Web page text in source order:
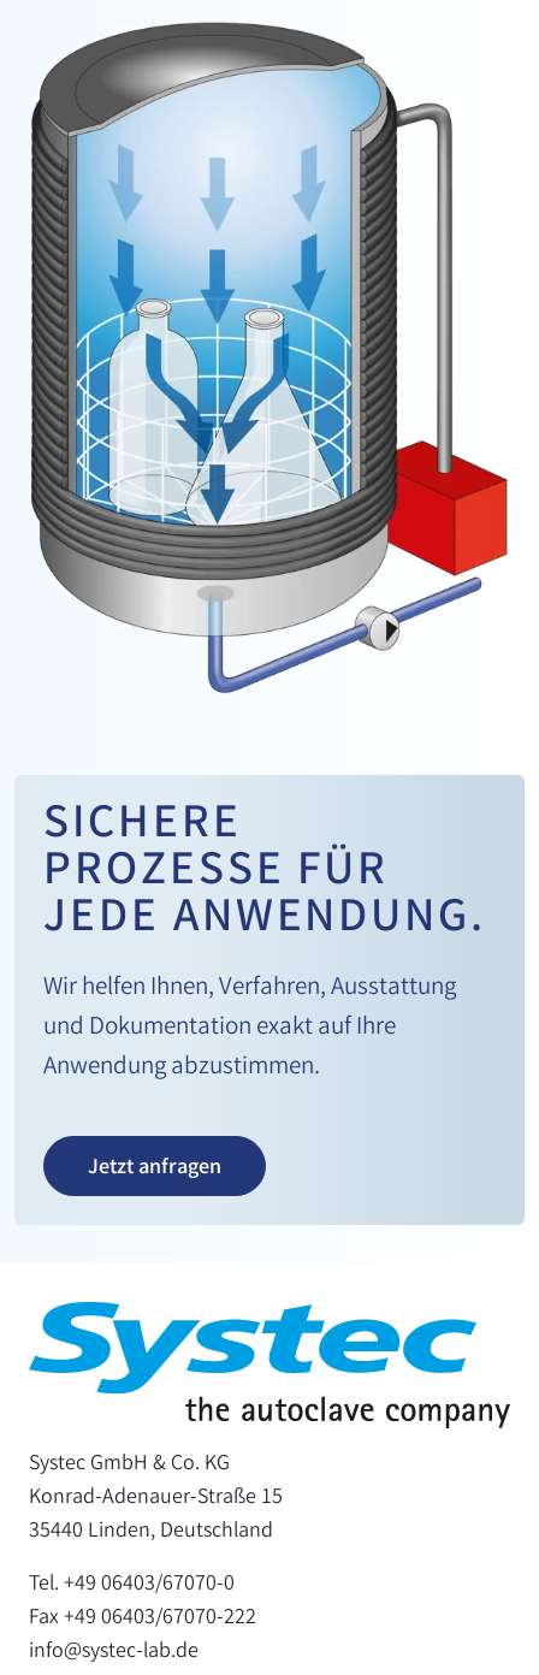
SICHERE
PROZESSE FÜR
JEDE ANWENDUNG.
Wir helfen Ihnen, Verfahren, Ausstattung
und Dokumentation exakt auf Ihre
Anwendung abzustimmen.
Jetzt anfragen
Systec GmbH & Co. KG
Konrad-Adenauer-Straße 15
35440 Linden, Deutschland
Tel. +49 06403/67070-0
Fax +49 06403/67070-222
info@systec-lab.de